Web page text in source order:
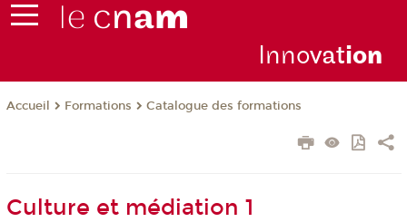
Innovation
Accueil Formations Catalogue des formations
Culture et médiation 1